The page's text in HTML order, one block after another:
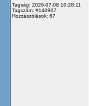
Tagság: 2026-07-08 10:28:11
Tagszám: #140907
Hozzászólások: 67